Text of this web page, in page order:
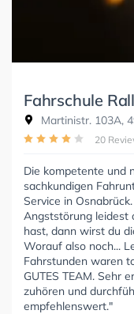
Fahrschule
Martinistr. 103A,
20
Die kompetente und
sachkundigen
Service in
Angststörung leidest
hast, dann wirst du
Worauf also noch...
Fahrstunden waren
GUTES TEAM. Sehr
zuhören und
empfehlenswert."